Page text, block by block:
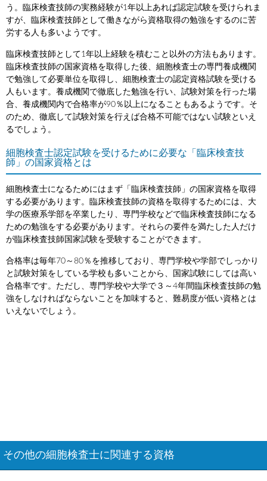
う。臨床検査技師の実務経験が1年以上あれば認定試験を受けられま
すが、臨床検査技師として働きながら資格取得の勉強をするのに苦
労する人も多いようです。
臨床検査技師として1年以上経験を積むこと以外の方法もあります。
臨床検査技師の国家資格を取得した後、細胞検査士の専門養成機関
で勉強して必要単位を取得し、細胞検査士の認定資格試験を受ける
人もいます。養成機関で徹底した勉強を行い、試験対策を行った場
合、養成機関内で合格率が90％以上になることもあるようです。そ
のため、徹底して試験対策を行えば合格不可能ではない試験といえ
るでしょう。
細胞検査士認定試験を受けるために必要な「臨床検査技
師」の国家資格とは
細胞検査士になるためにはまず「臨床検査技師」の国家資格を取得
する必要があります。臨床検査技師の資格を取得するためには、大
学の医療系学部を卒業したり、専門学校などで臨床検査技師になる
ための勉強をする必要があります。それらの要件を満たした人だけ
が臨床検査技師国家試験を受験することができます。
合格率は毎年70～80％を推移しており、専門学校や学部でしっかり
と試験対策をしている学校も多いことから、国家試験にしては高い
合格率です。ただし、専門学校や大学で３～4年間臨床検査技師の勉
強をしなければならないことを加味すると、難易度が低い資格とは
いえないでしょう。
その他の細胞検査士に関連する資格